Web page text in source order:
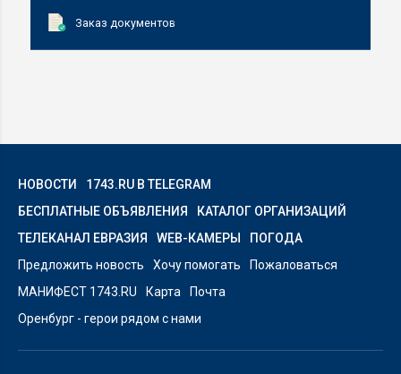
Заказ документов
НОВОСТИ
1743.RU В TELEGRAM
БЕСПЛАТНЫЕ ОБЪЯВЛЕНИЯ
КАТАЛОГ ОРГАНИЗАЦИЙ
ТЕЛЕКАНАЛ ЕВРАЗИЯ
WEB-КАМЕРЫ
ПОГОДА
Предложить новость
Хочу помогать
Пожаловаться
МАНИФЕСТ 1743.RU
Карта
Почта
Оренбург - герои рядом с нами